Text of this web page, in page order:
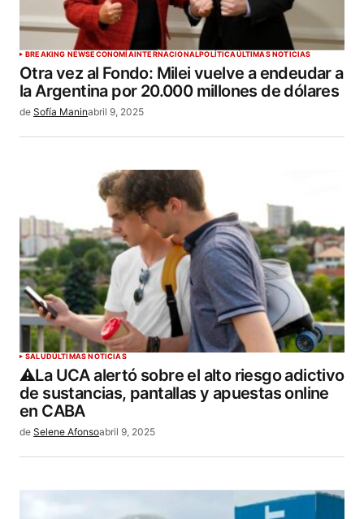
BREAKING NEWSECONOMÍAINTERNACIONALPOLÍTICAÚLTIMAS NOTICIAS
Otra vez al Fondo: Milei vuelve a endeudar a
la Argentina por 20.000 millones de dólares
de Sofía Maninabril 9, 2025
SALUDÚLTIMAS NOTICIAS
⚠️La UCA alertó sobre el alto riesgo adictivo
de sustancias, pantallas y apuestas online
en CABA
de Selene Afonsoabril 9, 2025